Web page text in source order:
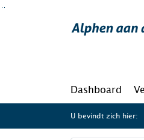
Ga naar de inhoud van deze
Dashboard
U bevindt zich hier: